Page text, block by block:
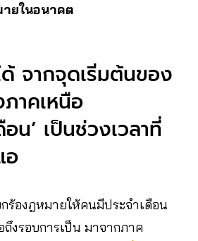
ยในอนาคต
จากจุดเริ่มต้นของ
าคเหนือ
อน’ เป็นช่วงเวลาที่
อ
กร้องฎหมายให้คนมีประจำเดือน
งรอบการเป็น มาจากภาค